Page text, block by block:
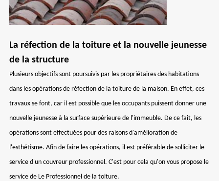
La réfection de la toiture et la nouvelle jeunesse
de la structure
Plusieurs objectifs sont poursuivis par les propriétaires des habitations
dans les opérations de réfection de la toiture de la maison. En effet, ces
travaux se font, car il est possible que les occupants puissent donner une
nouvelle jeunesse à la surface supérieure de l'immeuble. De ce fait, les
opérations sont effectuées pour des raisons d'amélioration de
l'esthétisme. Afin de faire les opérations, il est préférable de solliciter le
service d'un couvreur professionnel. C'est pour cela qu'on vous propose le
service de Le Professionnel de la toiture.